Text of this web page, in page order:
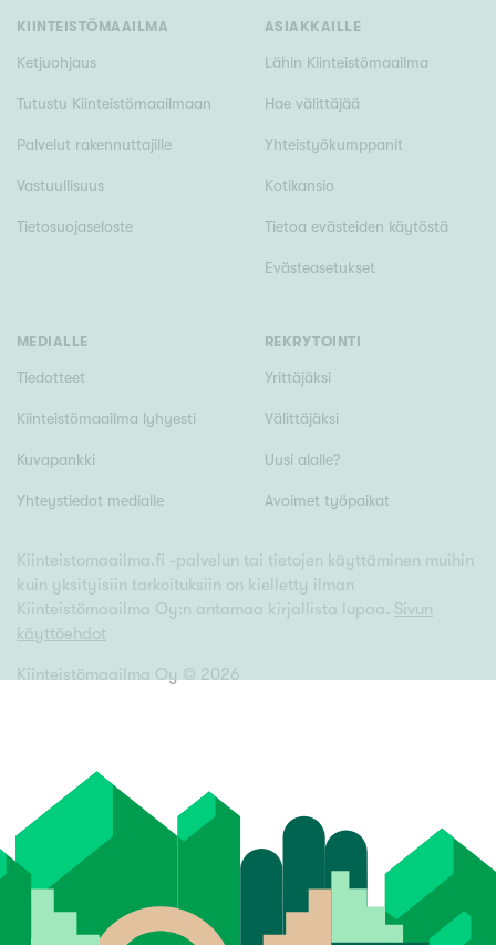
KIINTEISTÖMAAILMA
Ketjuohjaus
Tutustu Kiinteistömaailmaan
Palvelut rakennuttajille
Vastuullisuus
Tietosuojaseloste
ASIAKKAILLE
Lähin Kiinteistömaailma
Hae välittäjää
Yhteistyökumppanit
Kotikansio
Tietoa evästeiden käytöstä
Evästeasetukset
MEDIALLE
Tiedotteet
Kiinteistömaailma lyhyesti
Kuvapankki
Yhteystiedot medialle
REKRYTOINTI
Yrittäjäksi
Välittäjäksi
Uusi alalle?
Avoimet työpaikat
Kiinteistomaailma.fi -palvelun tai tietojen käyttäminen muihin
kuin yksityisiin tarkoituksiin on kielletty ilman
Kiinteistömaailma Oy:n antamaa kirjallista lupaa. Sivun
käyttöehdot
Kiinteistömaailma Oy © 2026